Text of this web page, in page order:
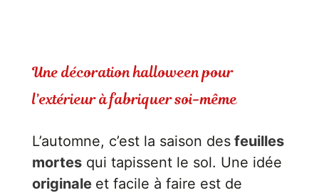
Une décoration halloween pour
l’extérieur à fabriquer soi-même
L’automne, c’est la saison desfeuilles
mortesqui tapissent le sol. Une idée
originale et facile à faire est de